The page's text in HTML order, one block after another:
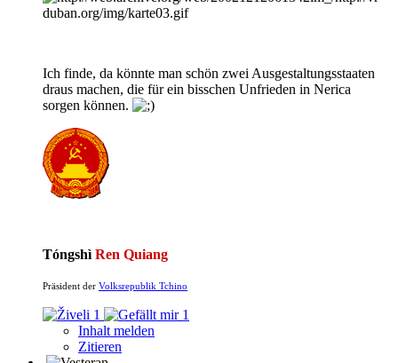
Ich finde, da könnte man schön zwei Ausgestaltungsstaaten
draus machen, die für ein bisschen Unfrieden in Nerica
sorgen können.
Tóngshì Ren Quiang
Präsident der Volksrepublik Tchino
1
1
Inhalt melden
Zitieren